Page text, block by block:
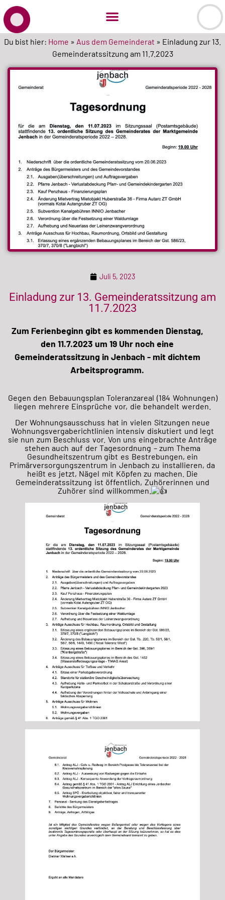
Du bist hier: Home » Aus dem Gemeinderat » Einladung zur 13.
Gemeinderatssitzung am 11.7.2023
Juli 5, 2023
Einladung zur 13. Gemeinderatssitzung am
11.7.2023
Zum Ferienbeginn gibt es kommenden Dienstag,
den 11.7.2023 um 19 Uhr noch eine
Gemeinderatssitzung in Jenbach - mit dichtem
Arbeitsprogramm.
Gegen den Bebauungsplan Toleranzareal (184 Wohnungen)
liegen mehrere Einsprüche vor, die behandelt werden.
Der Wohnungsausschuss hat in vielen Sitzungen neue
Wohnungsvergaberichtlinien intensiv diskutiert und legt
sie nun zum Beschluss vor. Von uns eingebrachte Anträge
stehen auch auf der Tagesordnung – zum Thema
Gesundheitszentrum gibt es Bestrebungen, ein
Primärversorgungszentrum in Jenbach zu installieren, da
heißt es jetzt, Nägel mit Köpfen zu machen. Die
Gemeinderatssitzung ist öffentlich, Zuhörerinnen und
Zuhörer sind willkommen.